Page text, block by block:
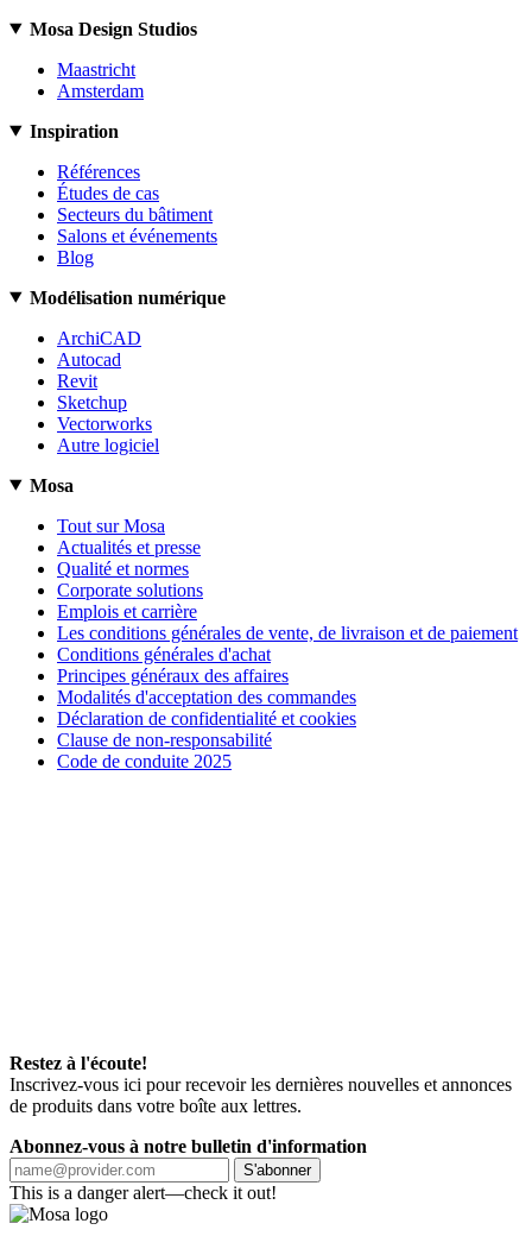
Mosa Design Studios
Maastricht
Amsterdam
Inspiration
Références
Études de cas
Secteurs du bâtiment
Salons et événements
Blog
Modélisation numérique
ArchiCAD
Autocad
Revit
Sketchup
Vectorworks
Autre logiciel
Mosa
Tout sur Mosa
Actualités et presse
Qualité et normes
Corporate solutions
Emplois et carrière
Les conditions générales de vente, de livraison et de paiement
Conditions générales d'achat
Principes généraux des affaires
Modalités d'acceptation des commandes
Déclaration de confidentialité et cookies
Clause de non-responsabilité
Code de conduite 2025
Restez à l'écoute!
Inscrivez-vous ici pour recevoir les dernières nouvelles et annonces
de produits dans votre boîte aux lettres.
Abonnez-vous à notre bulletin d'information
S'abonner
This is a danger alert—check it out!